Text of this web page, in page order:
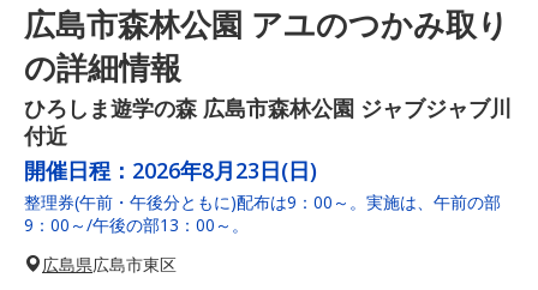
広島市森林公園 アユのつかみ取り
の詳細情報
ひろしま遊学の森 広島市森林公園 ジャブジャブ川
付近
開催日程： 2026年8月23日(日)
整理券(午前・午後分ともに)配布は9：00～。実施は、午前の部
9：00～/午後の部13：00～。
広島県広島市東区